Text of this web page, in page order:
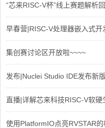
“芯来RISC-V杯”线上赛题解析
早春营|RISC-V处理器嵌入式开
集创赛讨论区开放啦~~~~
发布|Nuclei Studio IDE发布新
直播|详解芯来科技RISC-V软硬
使用PlatformIO点亮RVSTAR